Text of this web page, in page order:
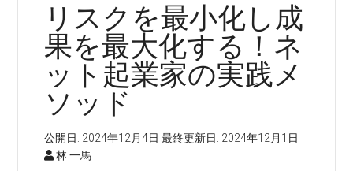
リスクを最小化し成
果を最大化する！ネ
ット起業家の実践メ
ソッド
公開日: 2024年12月4日 最終更新日: 2024年12月1日
林 一馬